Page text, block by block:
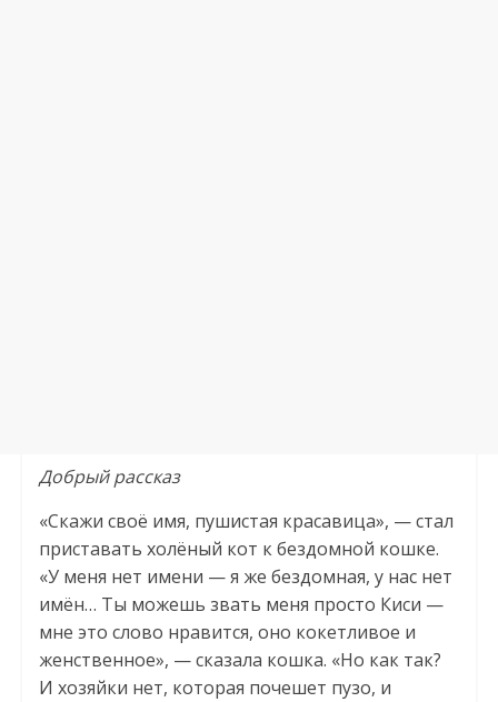
Добрый рассказ
«Скажи своё имя, пушистая красавица», — стал
приставать холёный кот к бездомной кошке.
«У меня нет имени — я же бездомная, у нас нет
имён… Ты можешь звать меня просто Киси —
мне это слово нравится, оно кокетливое и
женственное», — сказала кошка. «Но как так?
И хозяйки нет, которая почешет пузо, и